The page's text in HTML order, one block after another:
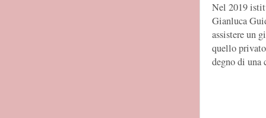
Nel 2019
Gianluca
assistere un
quello
degno di una